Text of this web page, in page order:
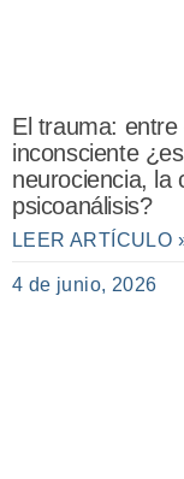
El trauma:
inconsciente
neurociencia, la
psicoanálisis?
LEER ARTÍCULO
4 de junio, 2026